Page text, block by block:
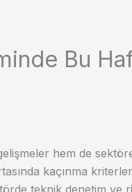
Bu
hem de
kaçınma
teknik denetim ve